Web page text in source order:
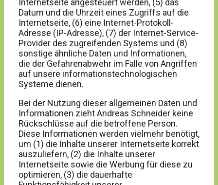
Internetseite angesteuert werden, (5) das
Datum und die Uhrzeit eines Zugriffs auf die
Internetseite, (6) eine Internet-Protokoll-
Adresse (IP-Adresse), (7) der Internet-Service-
Provider des zugreifenden Systems und (8)
sonstige ähnliche Daten und Informationen,
die der Gefahrenabwehr im Falle von Angriffen
auf unsere informationstechnologischen
Systeme dienen.
Bei der Nutzung dieser allgemeinen Daten und
Informationen zieht Andreas Schneider keine
Rückschlüsse auf die betroffene Person.
Diese Informationen werden vielmehr benötigt,
um (1) die Inhalte unserer Internetseite korrekt
auszuliefern, (2) die Inhalte unserer
Internetseite sowie die Werbung für diese zu
optimieren, (3) die dauerhafte